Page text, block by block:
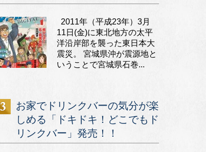
2011年（平成23年）3月
11日(金)に東北地方の太平
洋沿岸部を襲った東日本大
震災。 宮城県沖が震源地と
いうことで宮城県石巻...
お家でドリンクバーの気分が楽
しめる「ドキドキ！どこでもド
リンクバー」発売！！